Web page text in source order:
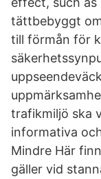
tättbebyggt
till förmån för
trafikmiljö ska
informativa
Mindre Här
gäller vid